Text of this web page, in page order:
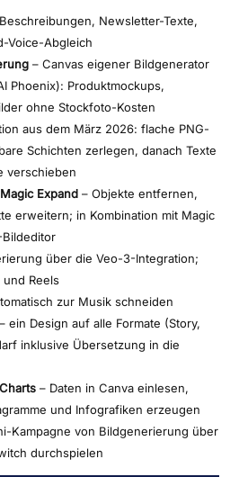
Newsletter-Texte,
Voice-Abgleich
– Canvas eigener Bildgenerator
Phoenix): Produktmockups,
ohne Stockfoto-Kosten
aus dem März 2026: flache PNG-
Schichten zerlegen, danach Texte
verschieben
Expand – Objekte entfernen,
erweitern; in Kombination mit Magic
über die Veo-3-Integration;
Reels
zur Musik schneiden
– ein Design auf alle Formate (Story,
inklusive Übersetzung in die
– Daten in Canva einlesen,
und Infografiken erzeugen
Kampagne von Bildgenerierung über
durchspielen